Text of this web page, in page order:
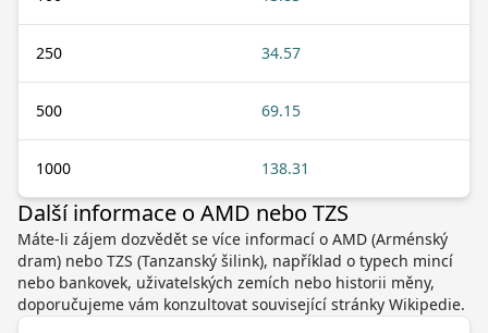
250 34.57
500 69.15
1000 138.31
Další informace o AMD nebo TZS
Máte-li zájem dozvědět se více informací o AMD (Arménský
dram) nebo TZS (Tanzanský šilink), například o typech mincí
nebo bankovek, uživatelských zemích nebo historii měny,
doporučujeme vám konzultovat související stránky Wikipedie.